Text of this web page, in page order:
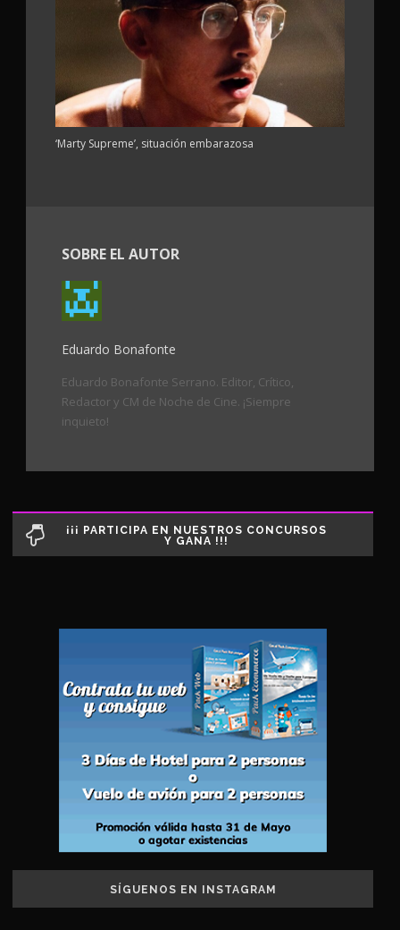
‘Marty Supreme’, situación embarazosa
SOBRE EL AUTOR
Eduardo Bonafonte
Eduardo Bonafonte Serrano. Editor, Crítico,
Redactor y CM de Noche de Cine. ¡Siempre
inquieto!
¡¡¡ PARTICIPA EN NUESTROS CONCURSOS
Y GANA !!!
SÍGUENOS EN INSTAGRAM